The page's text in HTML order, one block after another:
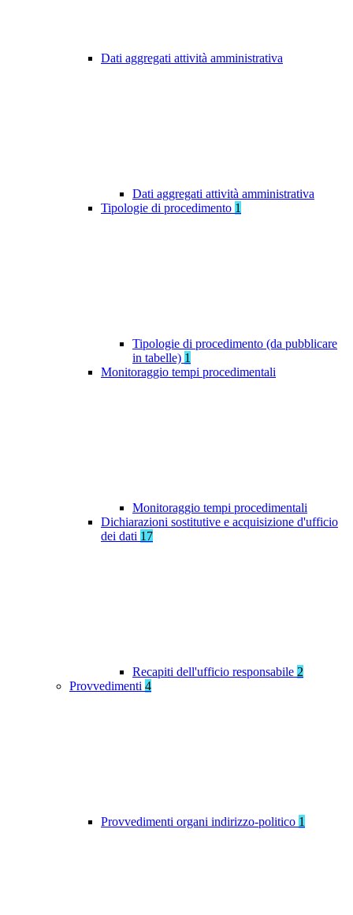
Dati aggregati attività amministrativa
Dati aggregati attività amministrativa
Tipologie di procedimento 1
Tipologie di procedimento (da pubblicare
in tabelle) 1
Monitoraggio tempi procedimentali
Monitoraggio tempi procedimentali
Dichiarazioni sostitutive e acquisizione d'ufficio
dei dati 17
Recapiti dell'ufficio responsabile 2
Provvedimenti 4
Provvedimenti organi indirizzo-politico 1